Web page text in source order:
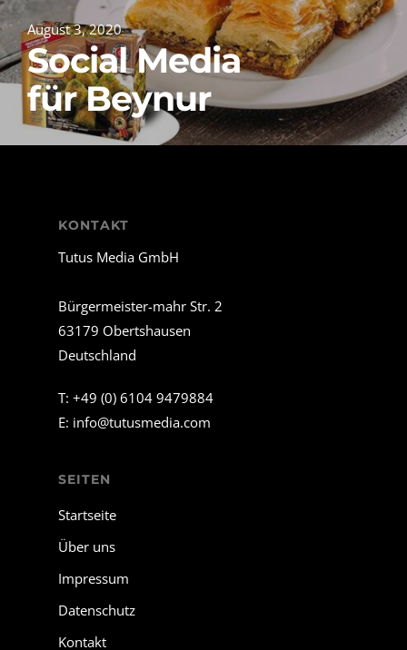
August 3, 2020
Social Media
für Beynur
KONTAKT
Tutus Media GmbH
Bürgermeister-mahr Str. 2
63179 Obertshausen
Deutschland
T: +49 (0) 6104 9479884
E: info@tutusmedia.com
SEITEN
Startseite
Über uns
Impressum
Datenschutz
Kontakt